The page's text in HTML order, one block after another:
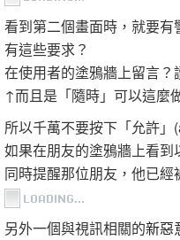
看到第二個畫面時，就要
有這些要求？
在使用者的塗鴉牆上留言？
↑而且是「隨時」可以這麼
所以千萬不要按下「允許」
如果在朋友的塗鴉牆上看到
同時提醒那位朋友，他已經
另外一個與視訊相關的新惡